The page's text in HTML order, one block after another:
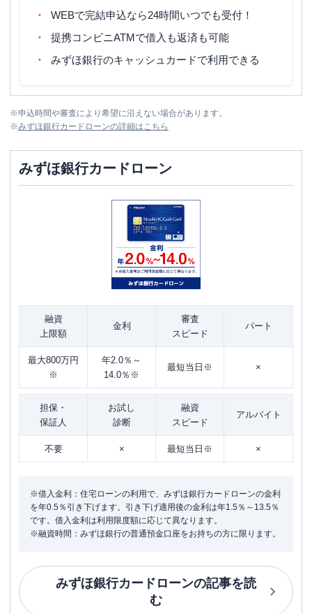
WEBで完結申込なら24時間いつでも受付！
提携コンビニATMで借入も返済も可能
みずほ銀行のキャッシュカードで利用できる
※申込時間や審査により希望に沿えない場合があります。
※みずほ銀行カードローンの詳細はこちら
みずほ銀行カードローン
融資
上限額
金利
審査
スピード
パート
最大800万円
※
年2.0％～
14.0％※
最短当日※ ×
担保・
保証人
お試し
診断
融資
スピード
アルバイト
不要 × 最短当日※ ×
※借入金利：住宅ローンの利用で、みずほ銀行カードローンの金利
を年0.5％引き下げます。引き下げ適用後の金利は年1.5％～13.5％
です。借入金利は利用限度額に応じて異なります。
※融資時間：みずほ銀行の普通預金口座をお持ちの方に限ります。
みずほ銀行カードローンの記事を読
む